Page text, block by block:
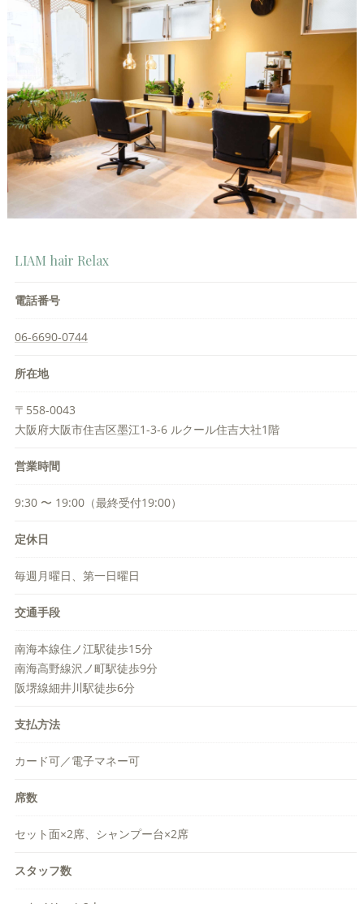
LIAM hair Relax
電話番号
06-6690-0744
所在地
〒558-0043
大阪府大阪市住吉区墨江1-3-6 ルクール住吉大社1階
営業時間
9:30 〜 19:00（最終受付19:00）
定休日
毎週月曜日、第一日曜日
交通手段
南海本線住ノ江駅徒歩15分
南海高野線沢ノ町駅徒歩9分
阪堺線細井川駅徒歩6分
支払方法
カード可／電子マネー可
席数
セット面×2席、シャンプー台×2席
スタッフ数